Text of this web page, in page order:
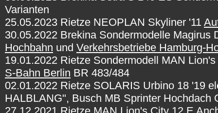
Varianten
25.05.2023 Rietze NEOPLAN Skyliner '11
30.05.2022 Brekina Sondermodelle Magirus
Hochbahn und Verkehrsbetriebe Hamburg-
19.01.2022 Rietze Sondermodell MAN
S-Bahn Berlin BR 483/484
02.01.2022 Rietze SOLARIS Urbino 18 '19
HALBLANG", Busch MB Sprinter Hochdach